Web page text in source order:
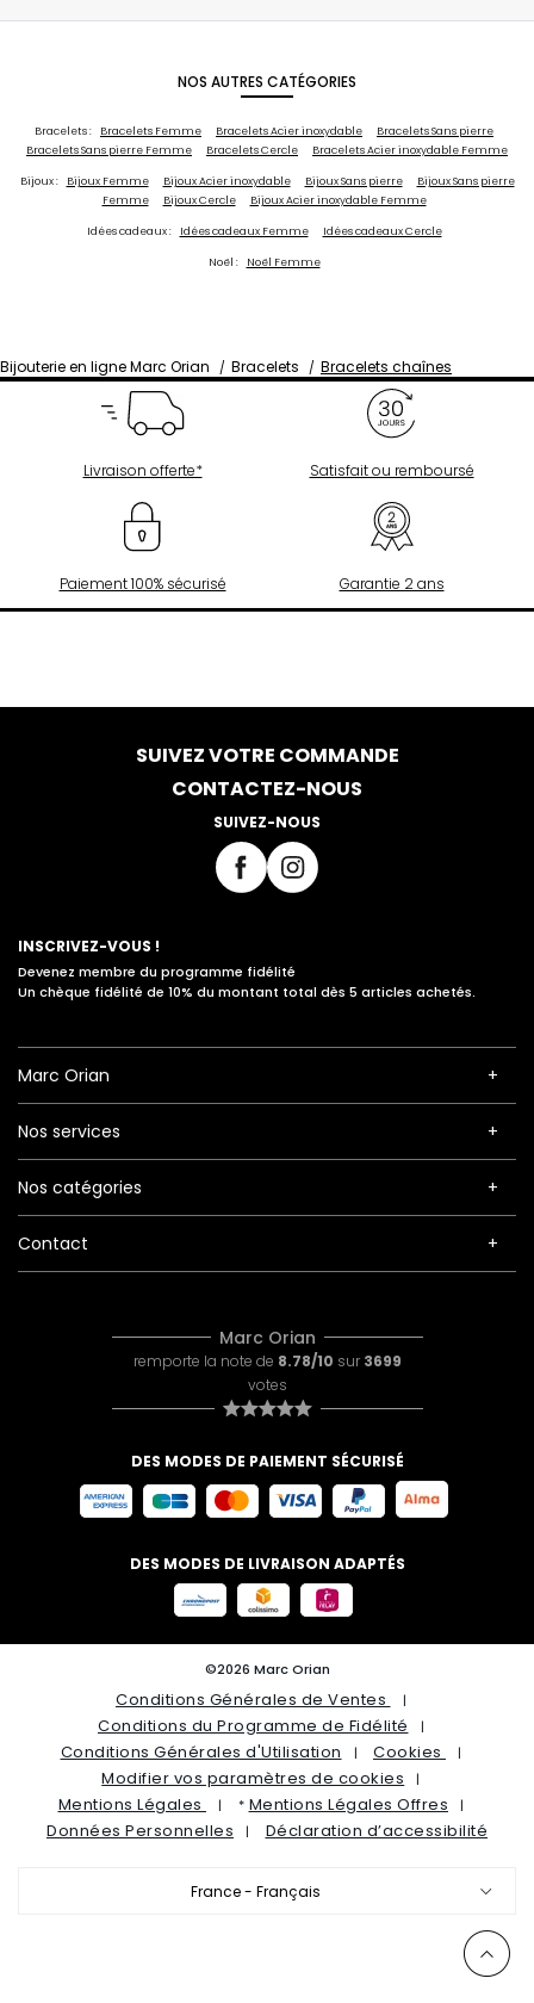
NOS AUTRES CATÉGORIES
Bracelets : Bracelets Femme Bracelets Acier inoxydable
Bracelets Sans pierre
Bracelets Sans pierre Femme
Bracelets Cercle Bracelets Acier inoxydable Femme
Bijoux : Bijoux Femme Bijoux Acier inoxydable Bijoux Sans pierre
Bijoux Sans pierre
Femme
Bijoux Cercle Bijoux Acier inoxydable Femme
Idées cadeaux : Idées cadeaux Femme Idées cadeaux Cercle
Noël : Noël Femme
Bijouterie en ligne Marc Orian Bracelets Bracelets chaînes
Livraison offerte* Satisfait ou remboursé
Paiement 100% sécurisé Garantie 2 ans
SUIVEZ VOTRE COMMANDE
CONTACTEZ-NOUS
SUIVEZ-NOUS
INSCRIVEZ-VOUS !
Devenez membre du programme fidélité
Un chèque fidélité de 10% du montant total dès 5 articles achetés.
Marc Orian
Nos services
Nos catégories
Contact
Marc Orian
remporte la note de 8.78/10 sur 3699
votes
DES MODES DE PAIEMENT SÉCURISÉ
DES MODES DE LIVRAISON ADAPTÉS
©2026 Marc Orian
Conditions Générales de Ventes
Conditions du Programme de Fidélité
Conditions Générales d'Utilisation
Cookies
Modifier vos paramètres de cookies
Mentions Légales
* Mentions Légales Offres
Données Personnelles
Déclaration d’accessibilité
France - Français